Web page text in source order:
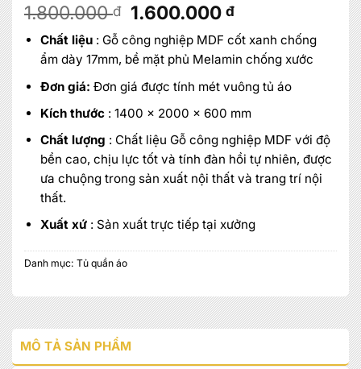
1.800.000đ
Giá
gốc
là:
1.800.000 đ.
1.600.000 đGiá
hiện
tại
là:
1.600.000 đ.
Chất liệu: Gỗ công nghiệp MDF cốt xanh chống
ẩm dày 17mm, bề mặt phủ Melamin chống xước
Đơn giá: Đơn giá được tính mét vuông tủ áo
Kích thước : 1400 x 2000 x 600 mm
Chất lượng : Chất liệu Gỗ công nghiệp MDF với độ
bền cao, chịu lực tốt và tính đàn hồi tự nhiên, được
ưa chuộng trong sản xuất nội thất và trang trí nội
thất.
Xuất xứ: Sản xuất trực tiếp tại xưởng
Danh mục: Tủ quần áo
MÔ TẢ SẢN PHẨM